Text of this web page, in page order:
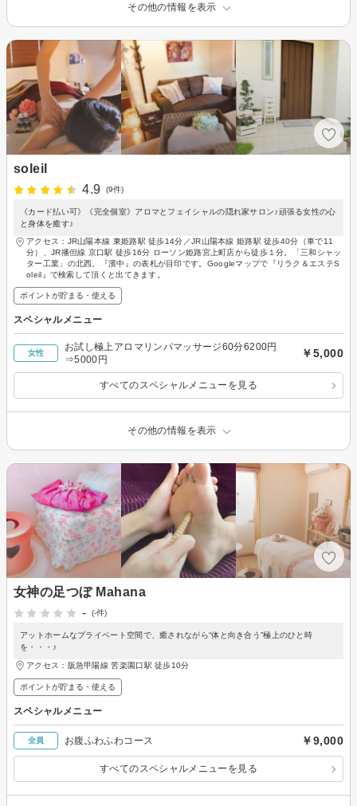
その他の情報を表示
soleil
4.9
(9件)
《カード払い可》《完全個室》アロマとフェイシャルの隠れ家サロン♪頑張る女性の心
と身体を癒す♪
アクセス：JR山陽本線 東姫路駅 徒歩14分／JR山陽本線 姫路駅 徒歩40分（車で11
分）、JR播但線 京口駅 徒歩16分 ローソン姫路宮上町店から徒歩１分。「三和シャッ
ター工業」の北西。『濱中』の表札が目印です。Googleマップで『リラク＆エステS
oleil』で検索して頂くと出てきます。
ポイントが貯まる・使える
スペシャルメニュー
女性
お試し極上アロマリンパマッサージ60分6200円
⇒5000円
￥5,000
すべてのスペシャルメニューを見る
その他の情報を表示
女神の足つぼ Mahana
-
(-件)
アットホームなプライベート空間で、癒されながら“体と向き合う”極上のひと時
を・・・♪
アクセス：阪急甲陽線 苦楽園口駅 徒歩10分
ポイントが貯まる・使える
スペシャルメニュー
全員 お腹ふわふわコース ￥9,000
すべてのスペシャルメニューを見る